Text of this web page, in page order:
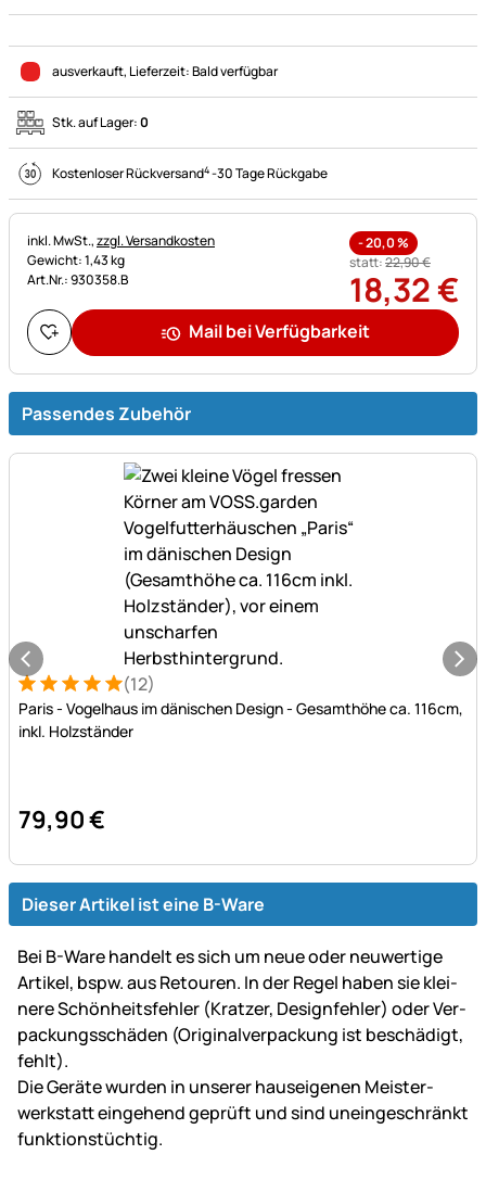
ausverkauft, Lieferzeit:Bald verfügbar
Stk. auf Lager:0
Kostenloser Rückversand4-30 Tage Rückgabe
Steuerhinweis:
inkl. MwSt.,zzgl. Versandkosten
Gewicht: 1,43 kg
Art.Nr.: 930358.B
-20,0%
statt:22,90€
18,32€
Mail bei Verfügbarkeit
Passendes Zubehör
Bewertung: 5 von 5 (12 Bewertungen)
12 Bewertungen
(12)
Paris - Vogelhaus im dänischen Design - Gesamthöhe ca. 116cm,
inkl. Holzständer
79,90€
Dieser Artikel ist eine B-Ware
Bei B-Ware handelt es sich um neue oder neu­wer­tige
Artikel, bspw. aus Retouren. In der Regel haben sie klei­
ne­re Schön­heits­fehler (Kratzer, Design­fehler) oder Ver­
packungs­schäden (Original­ver­packung ist be­schä­digt,
fehlt).
Die Geräte wurden in unserer haus­ei­ge­nen Mei­ster­
werk­statt ein­gehend ge­prüft und sind un­ein­ge­schränkt
funk­tions­tüch­tig.